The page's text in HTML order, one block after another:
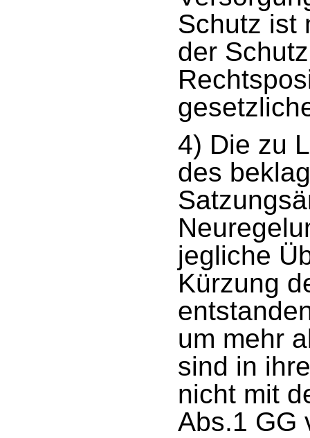
Schutz ist
der
4) Die zu
des
jegliche
Kürzung
um mehr
sind in
nicht mit
Abs.1 GG